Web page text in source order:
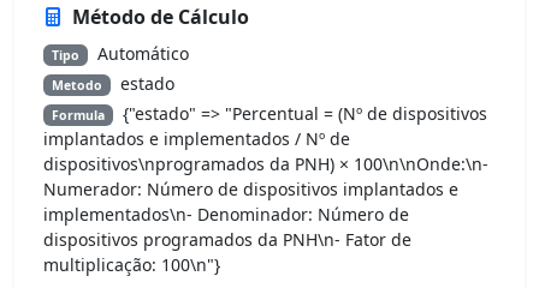
Método de Cálculo
Tipo Automático
Metodo estado
Formula
{"estado" => "Percentual = (Nº de dispositivos
implantados e implementados / Nº de
dispositivos\nprogramados da PNH) × 100\n\nOnde:\n-
Numerador: Número de dispositivos implantados e
implementados\n- Denominador: Número de
dispositivos programados da PNH\n- Fator de
multiplicação: 100\n"}